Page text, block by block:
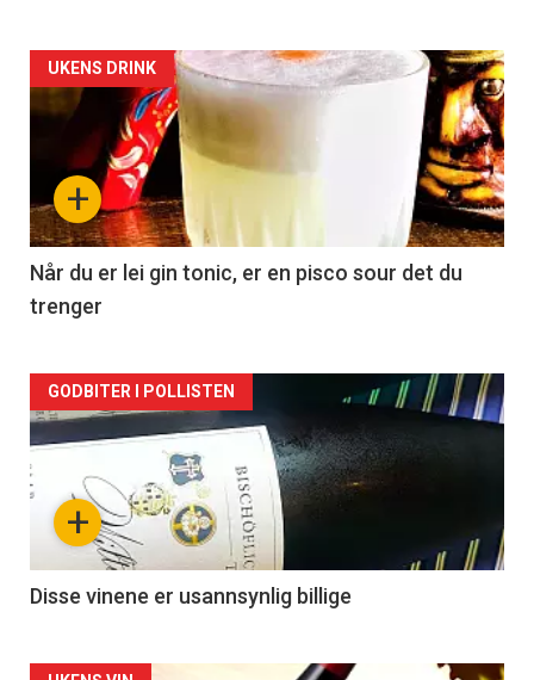
Forsiden
akkurat
nå
-
2
+
UKENS DRINK
Når du er lei gin tonic, er en pisco sour det du
trenger
Forsiden
akkurat
nå
3
+
GODBITER I POLLISTEN
Disse vinene er usannsynlig billige